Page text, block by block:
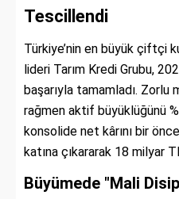
Tescillendi
Türkiye’nin en büyük çiftçi
lideri Tarım Kredi Grubu,
başarıyla tamamladı.
rağmen aktif büyüklüğünü
konsolide net kârını bir
katına çıkararak 18 milyar
Büyümede "Mali